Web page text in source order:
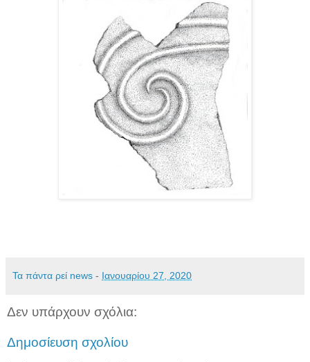
Τα πάντα ρεί news - Ιανουαρίου 27, 2020
Δεν υπάρχουν σχόλια:
Δημοσίευση σχολίου